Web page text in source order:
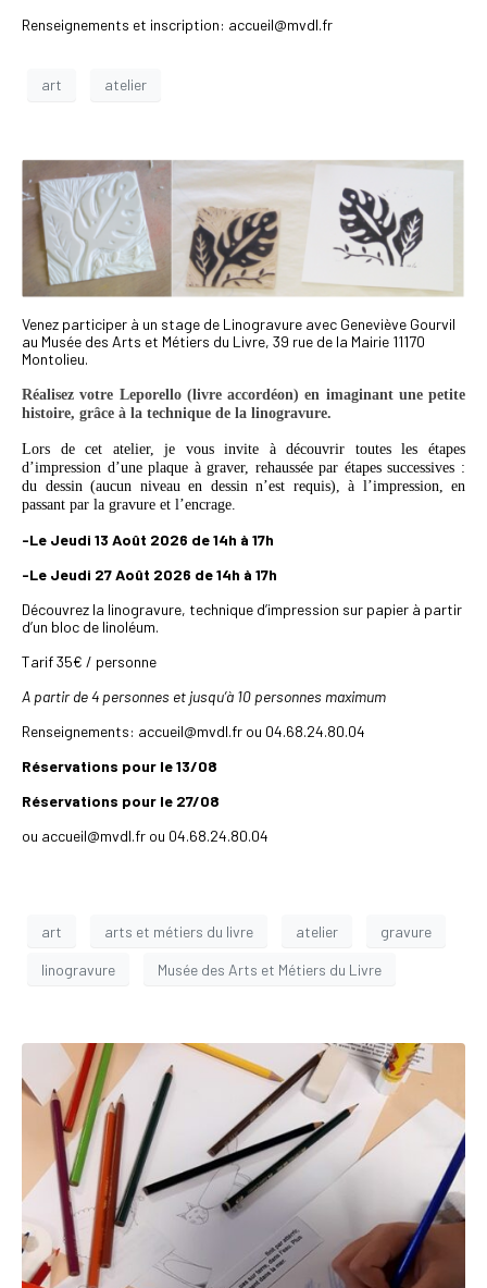
Renseignements et inscription: accueil@mvdl.fr
art atelier
Venez participer à un stage de Linogravure avec Geneviève Gourvil
au Musée des Arts et Métiers du Livre, 39 rue de la Mairie 11170
Montolieu.
Réalisez votre Leporello (livre accordéon) en imaginant une petite
histoire, grâce à la technique de la linogravure.
Lors de cet atelier, je vous invite à découvrir toutes les étapes
d’impression d’une plaque à graver, rehaussée par étapes successives :
du dessin (aucun niveau en dessin n’est requis), à l’impression, en
passant par la gravure et l’encrage.
-Le Jeudi 13 Août 2026 de 14h à 17h
-Le Jeudi 27 Août 2026 de 14h à 17h
Découvrez la linogravure, technique d’impression sur papier à partir
d’un bloc de linoléum.
Tarif 35€ / personne
A partir de 4 personnes et jusqu’à 10 personnes maximum
Renseignements: accueil@mvdl.fr ou 04.68.24.80.04
Réservations pour le 13/08
Réservations pour le 27/08
ou accueil@mvdl.fr ou 04.68.24.80.04
art arts et métiers du livre atelier gravure
linogravure Musée des Arts et Métiers du Livre